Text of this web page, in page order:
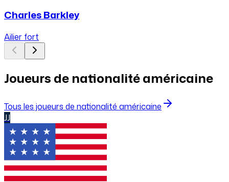
Charles Barkley
Ailier fort
Joueurs de nationalité américaine
Tous les joueurs de nationalité américaine
JJ